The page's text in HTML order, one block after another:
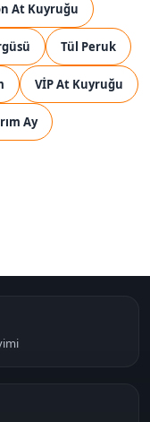
At Kuyruğu
Tül Peruk
VİP At Kuyruğu
Ay